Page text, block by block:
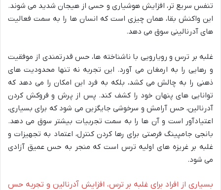
تنفس سریع تر، افزایش هوشیاری و حسی از هیجان شدید می شوند.
این واکنش بقا، همان چیزی است که انسان ها را به سمت فعالیت
های آدرنالینی سوق می دهد.
غلبه بر ترس و رویارویی با ناشناخته ها، حس قدرتمندی از موفقیت
و رهایی را به ارمغان می آورد. این تجربه نه تنها محدودیت های
ذهنی را به چالش می کشد، بلکه به فرد این امکان را می دهد که
توانایی های پنهان خود را کشف کند. پس از پرش و فروکش کردن
آدرنالین، حس آرامش و سرخوشی جایگزین می شود که برای بسیاری،
اعتیادآور است و آن ها را به سمت تجربیات بیشتر سوق می دهد.
بانجی جامپینگ فرصتی برای رها کردن کنترل، اعتماد به تجهیزات و
غلبه بر غریزه های اولیه ترس است که منجر به حس عمیق آزادی
می شود.
بسیاری از افراد برای غلبه بر ترس، افزایش آدرنالین و تجربه حس